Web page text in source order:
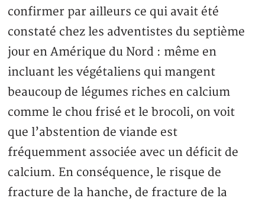
confirmer par ailleurs ce qui avait été
constaté chez les adventistes du septième
jour en Amérique du Nord : même en
incluant les végétaliens qui mangent
beaucoup de légumes riches en calcium
comme le chou frisé et le brocoli, on voit
que l’abstention de viande est
fréquemment associée avec un déficit de
calcium. En conséquence, le risque de
fracture de la hanche, de fracture de la